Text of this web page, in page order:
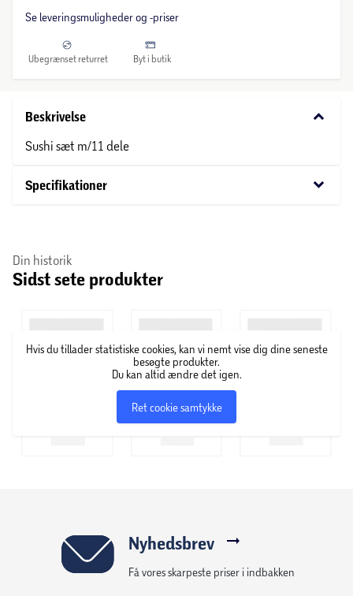
Se leveringsmuligheder og -priser
Ubegrænset returret Byt i butik
Beskrivelse keyboard_arrow_down
Sushi sæt m/11 dele
Specifikationer keyboard_arrow_down
Din historik
Sidst sete produkter
Hvis du tillader statistiske cookies, kan vi nemt vise dig dine seneste
besøgte produkter.
Du kan altid ændre det igen.
Ret cookie samtykke
Nyhedsbrev
Få vores skarpeste priser i indbakken